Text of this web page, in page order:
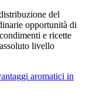
del
opportunità di
e ricette
livello
aromatici in